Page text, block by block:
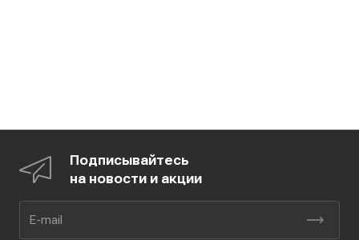
Подписывайтесь
на новости и акции